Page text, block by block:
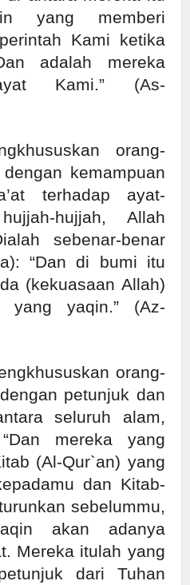
yang memberi
Kami ketika
adalah mereka
Kami.” (As-
orang-
kemampuan
terhadap ayat-
hujjah, Allah
sebenar-benar
“Dan di bumi itu
(kekuasaan Allah)
yang yaqin.” (Az-
orang-
petunjuk dan
seluruh alam,
mereka yang
(Al-Qur`an) yang
dan Kitab-
sebelummu,
akan adanya
Mereka itulah yang
dari Tuhan